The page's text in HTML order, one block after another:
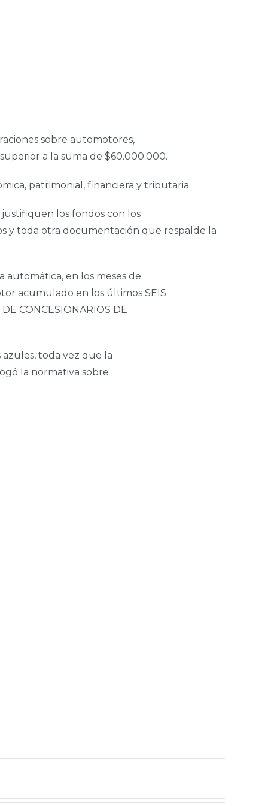
sobre automotores,
a la suma de $60.000.000.
patrimonial, financiera y tributaria.
los fondos con los
y toda otra documentación que respalde la
en los meses de
acumulado en los últimos SEIS
CONCESIONARIOS DE
toda vez que la
la normativa sobre